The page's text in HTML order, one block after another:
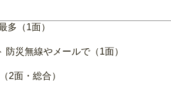
多（1面）
災無線やメールで（1面）
2面・総合）